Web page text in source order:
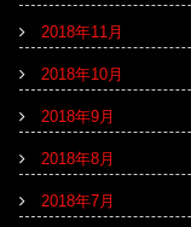
2018年11月
2018年10月
2018年9月
2018年8月
2018年7月